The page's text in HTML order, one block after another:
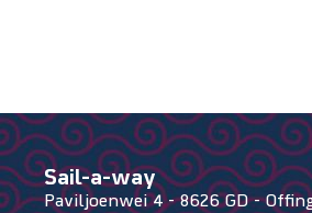
Sail-a-way
Paviljoenwei 4-8626 GD-